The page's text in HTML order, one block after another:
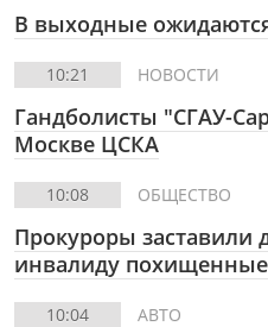
В выходные
10:21 НОВОСТИ
Гандболисты "СГАУ-
Москве ЦСКА
10:08 ОБЩЕСТВО
Прокуроры заставили
инвалиду
10:04 АВТО